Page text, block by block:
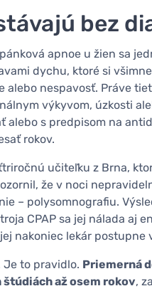
bez
apnoe u žien sa
dychu, ktoré si
alebo nespavosť. Práve
výkyvom, úzkosti
alebo s predpisom na
rokov.
učiteľku z Brna,
že v noci
– polysomnografiu.
CPAP sa jej nálada aj
nakoniec lekár postupne
Je to pravidlo. Priemerná
až osem rokov,